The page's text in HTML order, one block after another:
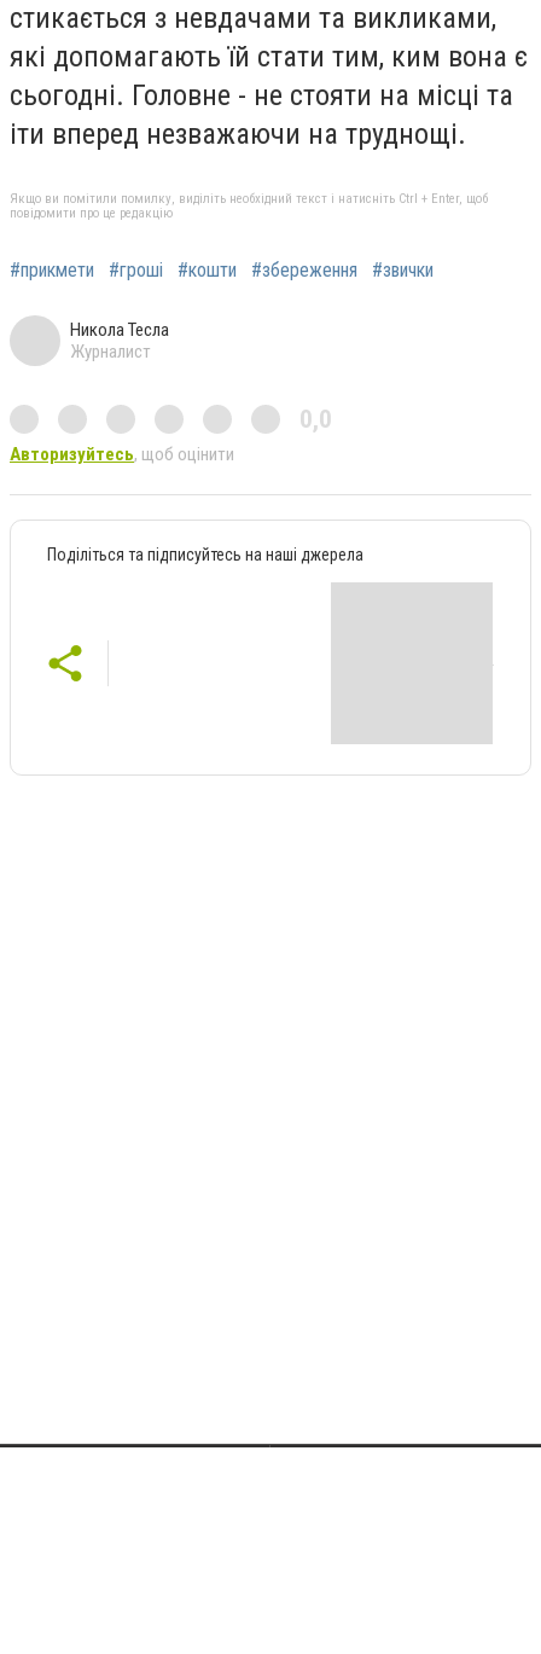
стикається з невдачами та викликами,
які допомагають їй стати тим, ким вона є
сьогодні. Головне - не стояти на місці та
іти вперед незважаючи на труднощі.
Якщо ви помітили помилку, виділіть необхідний текст і натисніть Ctrl + Enter, щоб
повідомити про це редакцію
#прикмети #гроші #кошти #збереження #звички
Никола Тесла
Журналист
0,0
Авторизуйтесь, щоб оцінити
Поділіться та підписуйтесь на наші джерела